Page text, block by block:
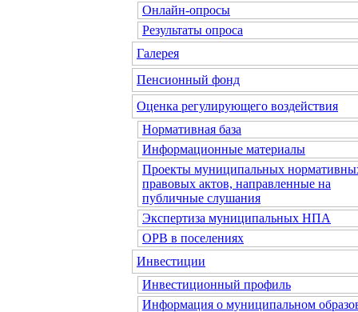
Онлайн-опросы
Результаты опроса
Галерея
Пенсионный фонд
Оценка регулирующего воздействия
Нормативная база
Информационные материалы
Проекты муниципальных
правовых актов, направленные на
публичные слушания
Экспертиза муниципальных НПА
ОРВ в поселениях
Инвестиции
Инвестиционный профиль
Информация о муниципальном